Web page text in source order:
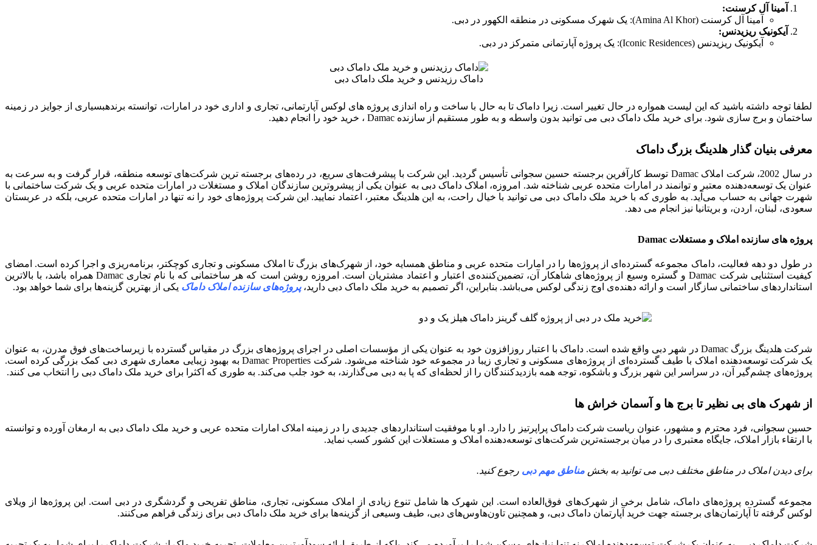
آمینا آل کرسنت:
آمینا آل کرسنت (Amina Al Khor): یک شهرک مسکونی در منطقه الکھور در دبی.
آیکونیک ریزیدنس:
آیکونیک ریزیدنس (Iconic Residences): یک پروژه آپارتمانی متمرکز در دبی.
داماک رزیدنس و خرید ملک داماک دبی
لطفا توجه داشته باشید که این لیست همواره در حال تغییر است. زیرا داماک تا به حال با ساخت و راه اندازی پروژه های لوکس آپارتمانی، تجاری و اداری خود در امارات، توانسته برندهبسیاری از جوایز در زمینه
ساختمان و برج سازی شود. برای خرید ملک داماک دبی می توانید بدون واسطه و به طور مستقیم از سازنده Damac ، خرید خود را انجام دهید.
معرفی بنیان گذار هلدینگ بزرگ داماک
در سال 2002، شرکت املاک Damac توسط کارآفرین برجسته حسین سجوانی تأسیس گردید. این شرکت با پیشرفت‌های سریع، در رده‌های برجسته ترین شرکت‌های توسعه منطقه، قرار گرفت و به سرعت به
عنوان یک توسعه‌دهنده معتبر و توانمند در امارات متحده عربی شناخته شد. امروزه، املاک داماک دبی به عنوان یکی از پیشروترین سازندگان املاک و مستغلات در امارات متحده عربی و یک شرکت ساختمانی با
شهرت جهانی به حساب می‌آید. به طوری که با خرید ملک داماک دبی می توانید با خیال راحت، به این هلدینگ معتبر، اعتماد نمایید. این شرکت پروژه‌های خود را نه تنها در امارات متحده عربی، بلکه در عربستان
سعودی، لبنان، اردن، و بریتانیا نیز انجام می دهد.
پروژه های سازنده املاک و مستغلات Damac
در طول دو دهه فعالیت، داماک مجموعه گسترده‌ای از پروژه‌ها را در امارات متحده عربی و مناطق همسایه خود، از شهرک‌های بزرگ تا املاک مسکونی و تجاری کوچکتر، برنامه‌ریزی و اجرا کرده است. امضای
کیفیت استثنایی شرکت Damac و گستره وسیع از پروژه‌های شاهکار آن، تضمین‌کننده‌ی اعتبار و اعتماد مشتریان است. امروزه روشن است که هر ساختمانی که با نام تجاری Damac همراه باشد، با بالاترین
استانداردهای ساختمانی سازگار است و ارائه دهنده‌ی اوج زندگی لوکس می‌باشد. بنابراین، اگر تصمیم به خرید ملک داماک دبی دارید،پروژه‌های سازنده املاک داماک یکی از بهترین گزینه‌ها برای شما خواهد بود.
شرکت هلدینگ بزرگ Damac در شهر دبی واقع شده است. داماک با اعتبار روزافزون خود به عنوان یکی از مؤسسات اصلی در اجرای پروژه‌های بزرگ در مقیاس گسترده با زیرساخت‌های فوق مدرن، به عنوان
یک شرکت توسعه‌دهنده املاک با طیف گسترده‌ای از پروژه‌های مسکونی و تجاری زیبا در مجموعه خود شناخته می‌شود. شرکت Damac Properties به بهبود زیبایی معماری شهری دبی کمک بزرگی کرده است.
پروژه‌های چشم‌گیر آن، در سراسر این شهر بزرگ و باشکوه، توجه همه بازدیدکنندگان را از لحظه‌ای که پا به دبی می‌گذارند، به خود جلب می‌کند. به طوری که اکثرا برای خرید ملک داماک دبی را انتخاب می کنند.
از شهرک های بی نظیر تا برج ها و آسمان خراش ها
حسین سجوانی، فرد محترم و مشهور، عنوان ریاست شرکت داماک پراپرتیز را دارد. او با موفقیت استانداردهای جدیدی را در زمینه املاک امارات متحده عربی و خرید ملک داماک دبی به ارمغان آورده و توانسته
با ارتقاء بازار املاک، جایگاه معتبری را در میان برجسته‌ترین شرکت‌های توسعه‌دهنده املاک و مستغلات این کشور کسب نماید.
برای دیدن املاک در مناطق مختلف دبی می توانید به بخش مناطق مهم دبی رجوع کنید.
مجموعه گسترده پروژه‌های داماک، شامل برخی از شهرک‌های فوق‌العاده است. این شهرک ها شامل تنوع زیادی از املاک مسکونی، تجاری، مناطق تفریحی و گردشگری در دبی است. این پروژه‌ها از ویلای
لوکس گرفته تا آپارتمان‌های برجسته جهت خرید آپارتمان داماک دبی، و همچنین تاون‌هاوس‌های دبی، طیف وسیعی از گزینه‌ها برای خرید ملک داماک دبی برای زندگی فراهم می‌کنند.